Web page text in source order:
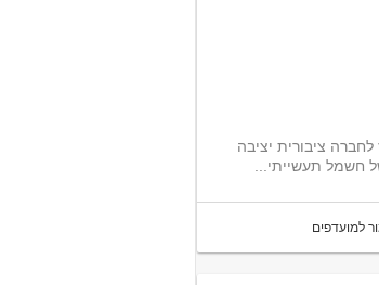
ציבורית יציבה
למועדפים